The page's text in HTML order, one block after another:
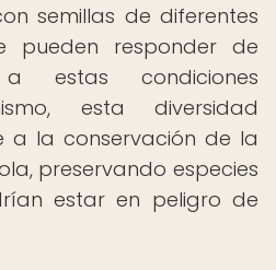
semillas de diferentes
pueden responder de
estas condiciones
esta diversidad
a la conservación de la
preservando especies
estar en peligro de